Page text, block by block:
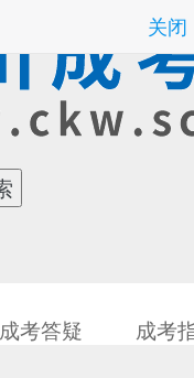
成考答疑 成考
关闭